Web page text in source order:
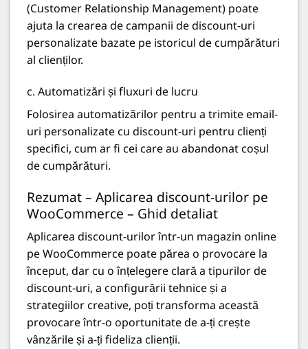
(Customer Relationship Management) poate
ajuta la crearea de campanii de discount-uri
personalizate bazate pe istoricul de cumpărături
al clienților.
c. Automatizări și fluxuri de lucru
Folosirea automatizărilor pentru a trimite email-
uri personalizate cu discount-uri pentru clienți
specifici, cum ar fi cei care au abandonat coșul
de cumpărături.
Rezumat – Aplicarea discount-urilor pe
WooCommerce – Ghid detaliat
Aplicarea discount-urilor într-un magazin online
pe WooCommerce poate părea o provocare la
început, dar cu o înțelegere clară a tipurilor de
discount-uri, a configurării tehnice și a
strategiilor creative, poți transforma această
provocare într-o oportunitate de a-ți crește
vânzările și a-ți fideliza clienții.